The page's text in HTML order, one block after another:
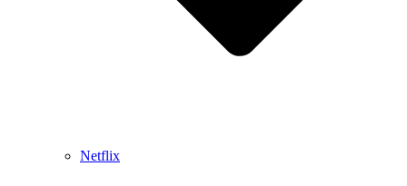
Netflix